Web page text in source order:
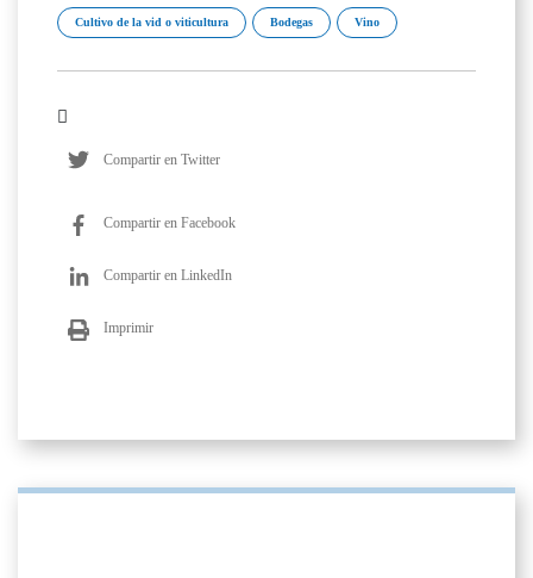
Cultivo de la vid o viticultura Bodegas Vino
Compartir en Twitter
Compartir en Facebook
Compartir en LinkedIn
Imprimir